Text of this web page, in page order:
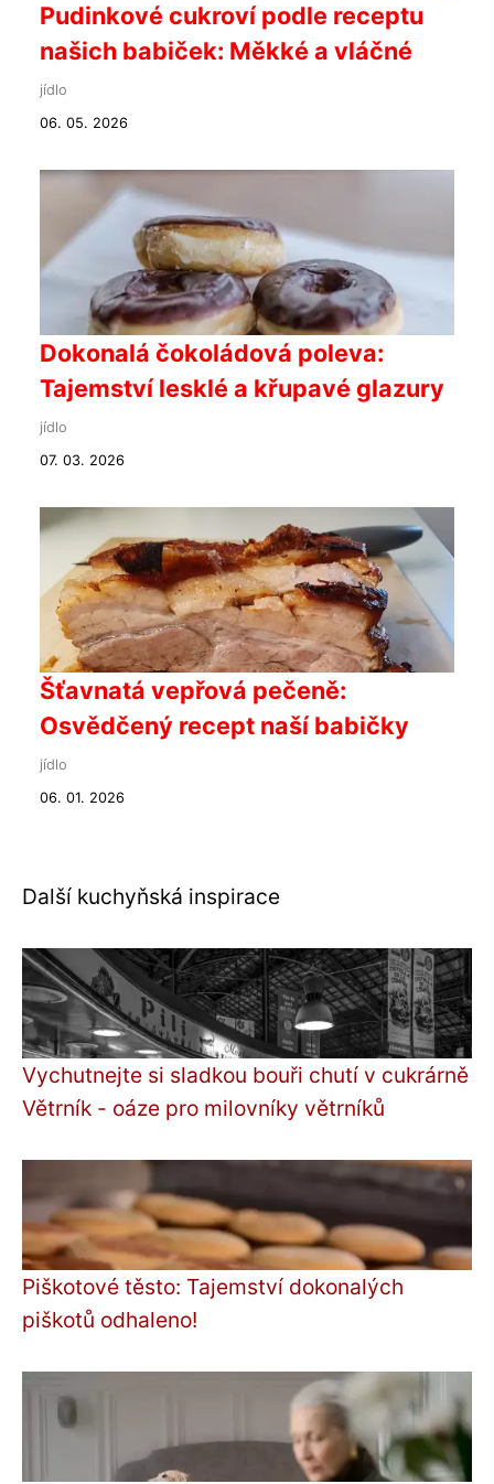
Pudinkové cukroví podle receptu
našich babiček: Měkké a vláčné
jídlo
06. 05. 2026
Dokonalá čokoládová poleva:
Tajemství lesklé a křupavé glazury
jídlo
07. 03. 2026
Šťavnatá vepřová pečeně:
Osvědčený recept naší babičky
jídlo
06. 01. 2026
Další kuchyňská inspirace
Vychutnejte si sladkou bouři chutí v cukrárně
Větrník - oáze pro milovníky větrníků
Piškotové těsto: Tajemství dokonalých
piškotů odhaleno!